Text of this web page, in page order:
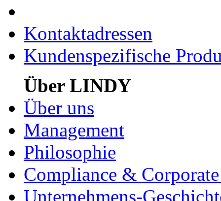
Kontaktadressen
Kundenspezifische
Über LINDY
Über uns
Management
Philosophie
Compliance &
Unternehmens-